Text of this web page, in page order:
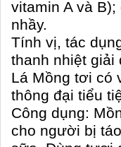
vitamin A và
nhầy.
Tính vị, tác
thanh nhiệt giải
Lá Mồng tơi có
thông đại tiểu
Công dụng:
cho người bị